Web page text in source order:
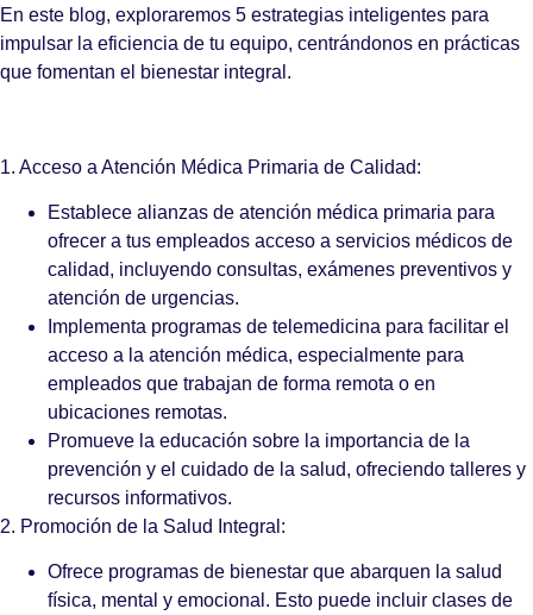
En este blog, exploraremos 5 estrategias inteligentes para
impulsar la eficiencia de tu equipo, centrándonos en prácticas
que fomentan el bienestar integral.
1. Acceso a Atención Médica Primaria de Calidad:
Establece alianzas de atención médica primaria para
ofrecer a tus empleados acceso a servicios médicos de
calidad, incluyendo consultas, exámenes preventivos y
atención de urgencias.
Implementa programas de telemedicina para facilitar el
acceso a la atención médica, especialmente para
empleados que trabajan de forma remota o en
ubicaciones remotas.
Promueve la educación sobre la importancia de la
prevención y el cuidado de la salud, ofreciendo talleres y
recursos informativos.
2. Promoción de la Salud Integral:
Ofrece programas de bienestar que abarquen la salud
física, mental y emocional. Esto puede incluir clases de